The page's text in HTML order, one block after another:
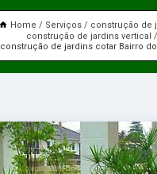
Home Serviços
construção de
construção de jardins vertical
construção de jardins cotar Bairro